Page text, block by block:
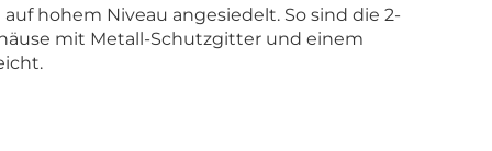
hohem Niveau angesiedelt. So sind die 2-
mit Metall-Schutzgitter und einem